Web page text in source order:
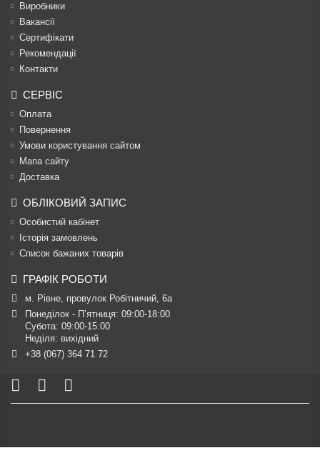
Виробники
Вакансії
Сертифікати
Рекомендації
Контакти
СЕРВІС
Оплата
Повернення
Умови користування сайтом
Мапа сайту
Доставка
ОБЛІКОВИЙ ЗАПИС
Особистий кабінет
Історія замовлень
Список бажаних товарів
ГРАФІК РОБОТИ
м. Рівне, провулок Робітничий, 6а
Понеділок - П’ятниця: 09:00-18:00
Субота: 09:00-15:00
Неділя: вихідний
+38 (067) 364 71 72